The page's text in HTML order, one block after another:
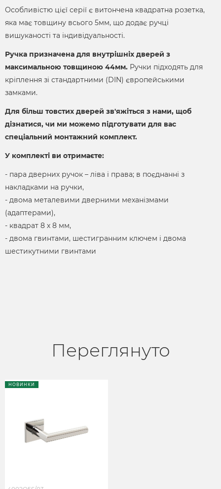
Особливістю цієї серії є витончена квадратна розетка,
яка має товщину всього 5мм, що додає ручці
вишуканості та індивідуальності.
Ручка призначена для внутрішніх дверей з
максимальною товщиною 44мм. Ручки підходять для
кріплення зі стандартними (DIN) європейськими
замками.
Для більш товстих дверей зв'яжіться з нами, щоб
дізнатися, чи ми можемо підготувати для вас
спеціальний монтажний комплект.
У комплекті ви отримаєте:
- пара дверних ручок – ліва і права; в поєднанні з
накладками на ручки,
- двома металевими дверними механізмами
(адаптерами),
- квадрат 8 х 8 мм,
- двома гвинтами, шестигранним ключем і двома
шестикутними гвинтами
Переглянуто
НОВИНКИ